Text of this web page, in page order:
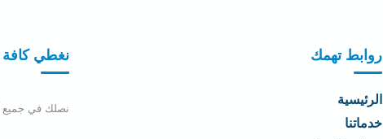
روابط تهمك
الرئيسية
خدماتنا
نغطي
نصلك في جميع